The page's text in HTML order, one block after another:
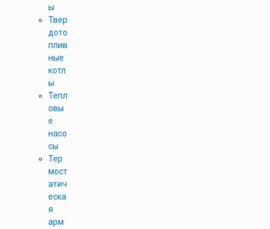
ы
Твер
дото
плив
ные
котл
ы
Тепл
овы
е
насо
сы
Тер
мост
атич
еска
я
арм